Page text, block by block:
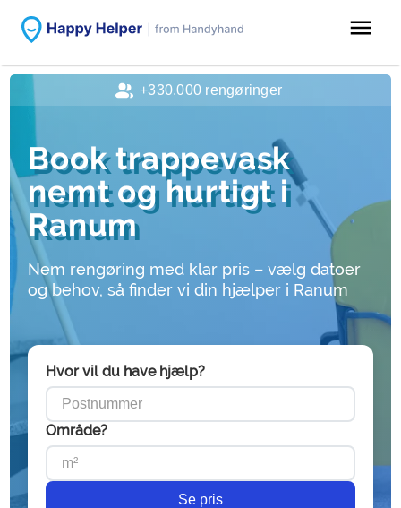
menu
Book trappevask
nemt og hurtigt i
Ranum
Nem rengøring med klar pris – vælg datoer
og behov, så finder vi din hjælper i Ranum
Hvor vil du have hjælp?
Område?
Se pris
+330.000 rengøringer